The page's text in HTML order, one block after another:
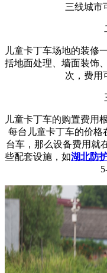
三线城市
儿童卡丁车场地的装修
括地面处理、墙面装饰
次，费用
儿童卡丁车的购置费用
每台儿童卡丁车的价格
台车，那么设备费用就
些配套设施，如湖北防